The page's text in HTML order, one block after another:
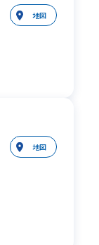
地図
地図